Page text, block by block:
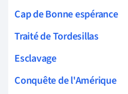
Cap de Bonne espérance
Traité de Tordesillas
Esclavage
Conquête de l'Amérique